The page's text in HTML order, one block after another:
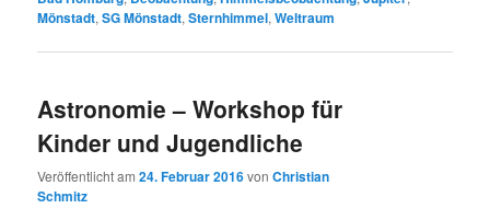
Mönstadt,SG Mönstadt,Sternhimmel,Weltraum
Astronomie – Workshop für
Kinder und Jugendliche
Veröffentlicht am24. Februar 2016vonChristian
Schmitz